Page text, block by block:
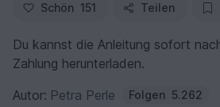
Schön 151 Teilen
Du kannst die Anleitung sofort
Zahlung herunterladen.
Autor: Petra Perle Folgen 5.262